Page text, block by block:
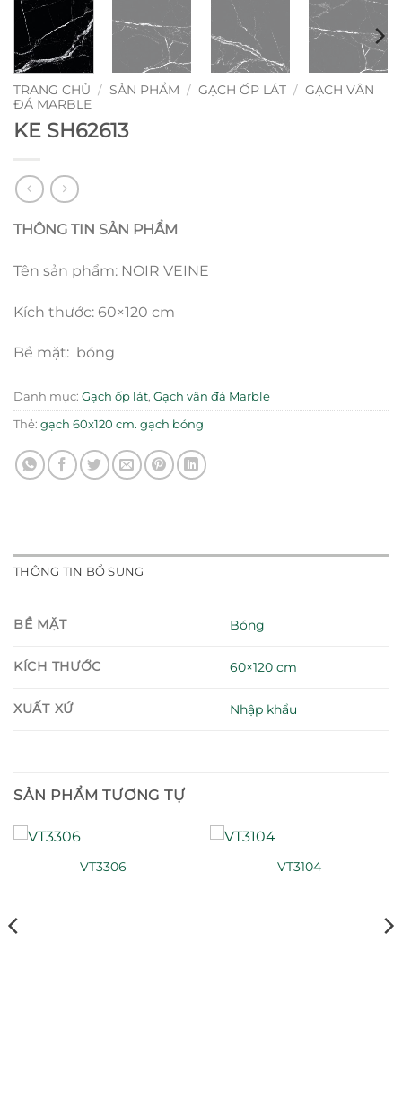
TRANG CHỦ / SẢN PHẨM / GẠCH ỐP LÁT / GẠCH VÂN
ĐÁ MARBLE
KE SH62613
THÔNG TIN SẢN PHẨM
Tên sản phẩm: NOIR VEINE
Kích thước: 60×120 cm
Bề mặt: bóng
Danh mục: Gạch ốp lát, Gạch vân đá Marble
Thẻ: gạch 60x120 cm. gạch bóng
THÔNG TIN BỔ SUNG
BỀ MẶT Bóng
KÍCH THƯỚC 60×120 cm
XUẤT XỨ Nhập khẩu
SẢN PHẨM TƯƠNG TỰ
VT3306 VT3104